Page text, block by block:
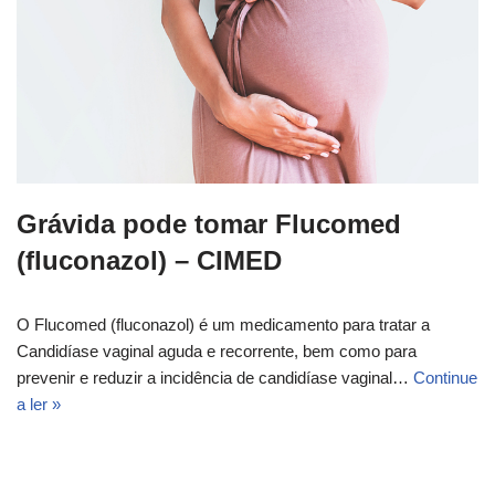
Grávida pode tomar Flucomed
(fluconazol) – CIMED
O Flucomed (fluconazol) é um medicamento para tratar a
Candidíase vaginal aguda e recorrente, bem como para
prevenir e reduzir a incidência de candidíase vaginal… Continue
a ler »